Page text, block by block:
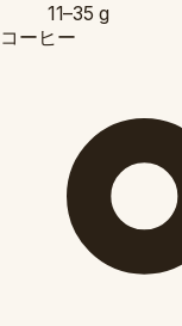
11–35 g
コーヒー